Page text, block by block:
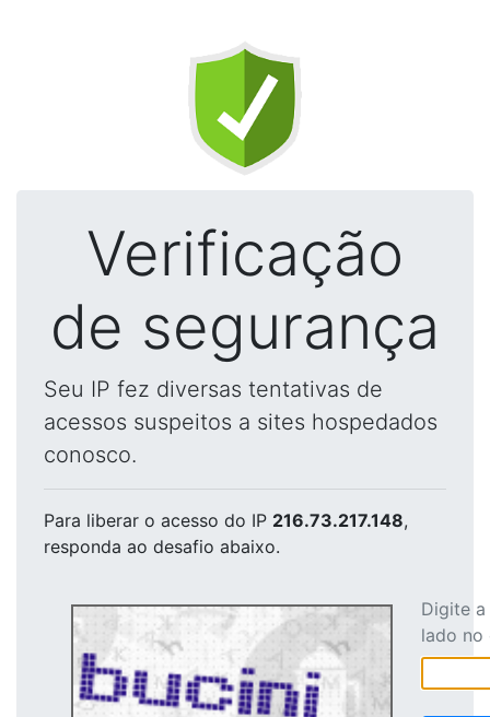
Verificação
de segurança
Seu IP fez diversas tentativas de
acessos suspeitos a sites hospedados
conosco.
Para liberar o acesso do IP 216.73.217.148,
responda ao desafio abaixo.
Digite
lado no